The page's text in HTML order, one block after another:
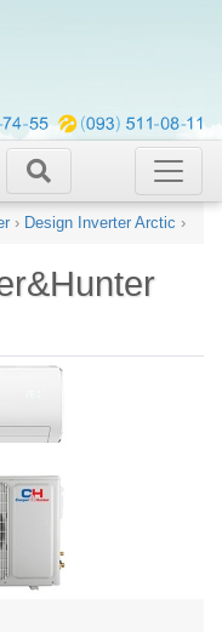
› Design Inverter Arctic ›